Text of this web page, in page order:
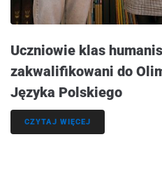
Uczniowie klas
zakwalifikowani do
Języka Polskiego
CZYTAJ WIĘCEJ